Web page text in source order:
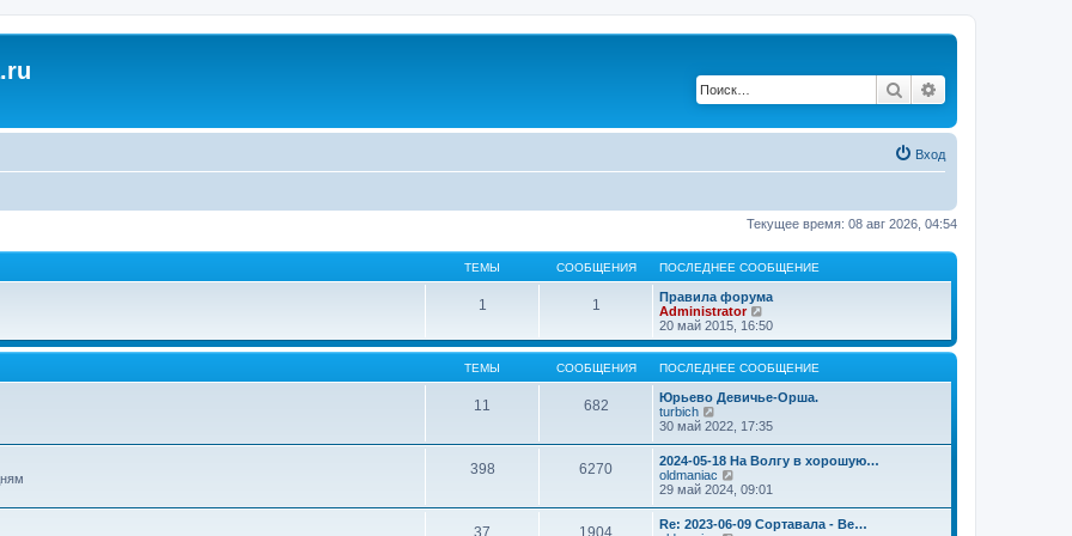
Поиск
Вход
Текущее время: 08 авг 2026, 04:54
ТЕМЫ СООБЩЕНИЯ ПОСЛЕДНЕЕ СООБЩЕНИЕ
1 1
Правила форума
Administrator
е
р
е
й
т
и
п
л
е
д
н
е
20 май 2015, 16:50
ТЕМЫ СООБЩЕНИЯ ПОСЛЕДНЕЕ СООБЩЕНИЕ
11 682
Юрьево Девичье-Орша.
turbich
е
е
й
т
и
к
п
30 май 2022, 17:35
398 6270
2024-05-18 На Волгу в хорошую…
oldmaniac
е
е
й
29 май 2024, 09:01
37 1904
Re: 2023-06-09 Сортавала - Ве…